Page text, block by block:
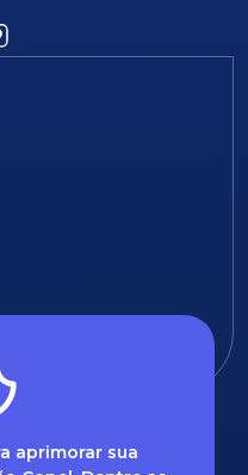
aprimorar sua